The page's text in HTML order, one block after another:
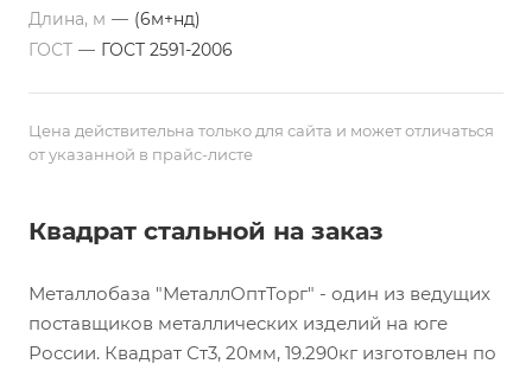
Длина, м — (6м+нд)
ГОСТ — ГОСТ 2591-2006
Цена действительна только для сайта и может отличаться
от указанной в прайс-листе
Квадрат стальной на заказ
Металлобаза "МеталлОптТорг" - один из ведущих
поставщиков металлических изделий на юге
России. Квадрат Ст3, 20мм, 19.290кг изготовлен по